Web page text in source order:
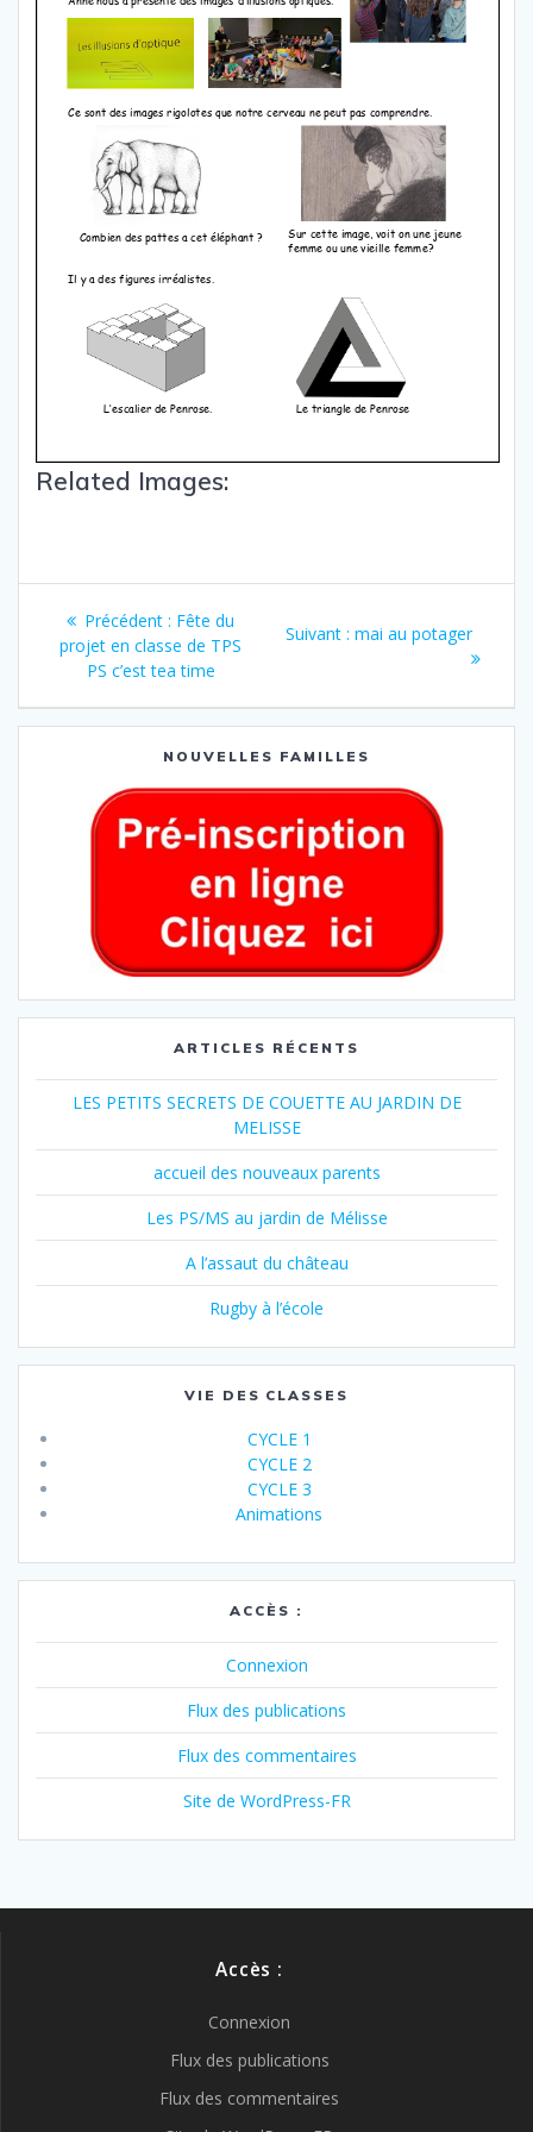
Related Images:
Précédent : Fête du
projet en classe de TPS
PS c’est tea time
Suivant : mai au potager
NOUVELLES FAMILLES
ARTICLES RÉCENTS
LES PETITS SECRETS DE COUETTE AU JARDIN DE
MELISSE
accueil des nouveaux parents
Les PS/MS au jardin de Mélisse
A l’assaut du château
Rugby à l’école
VIE DES CLASSES
CYCLE 1
CYCLE 2
CYCLE 3
Animations
ACCÈS :
Connexion
Flux des publications
Flux des commentaires
Site de WordPress-FR
Accès :
Connexion
Flux des publications
Flux des commentaires